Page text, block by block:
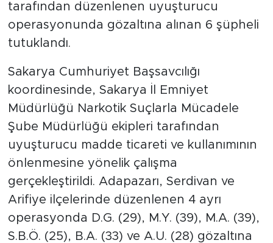
tarafından düzenlenen uyuşturucu
operasyonunda gözaltına alınan 6 şüpheli
tutuklandı.
Sakarya Cumhuriyet Başsavcılığı
koordinesinde, Sakarya İl Emniyet
Müdürlüğü Narkotik Suçlarla Mücadele
Şube Müdürlüğü ekipleri tarafından
uyuşturucu madde ticareti ve kullanımının
önlenmesine yönelik çalışma
gerçekleştirildi. Adapazarı, Serdivan ve
Arifiye ilçelerinde düzenlenen 4 ayrı
operasyonda D.G. (29), M.Y. (39), M.A. (39),
S.B.Ö. (25), B.A. (33) ve A.U. (28) gözaltına